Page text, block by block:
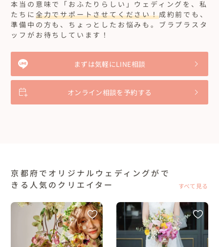
本当の意味で「おふたりらしい」ウェディングを、私
たちに 全力でサポートさせてください！成約前でも、
準備中の方も、ちょっとしたお悩みも。ブラプラスタ
ッフがお待ちしています！
まずは気軽にLINE相談
オンライン相談を予約する
京都府でオリジナルウェディングがで
きる人気のクリエイター
すべて見る